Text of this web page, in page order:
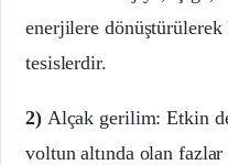
enerjilere dönüştürülerek
tesislerdir.
2)Alçak gerilim: Etkin
voltun altında olan